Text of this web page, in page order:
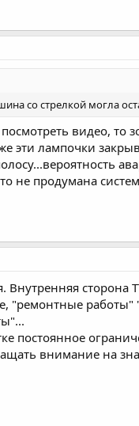
со стрелкой могла
видео, то
эти лампочки
не продумана
Внутренняя
"ремонтные
постоянное
внимание на